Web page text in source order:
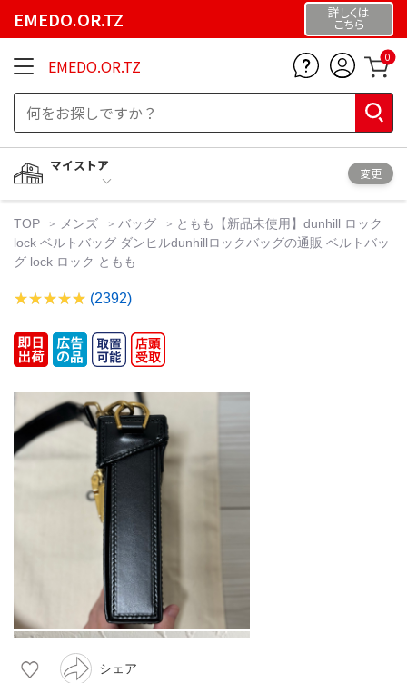
EMEDO.OR.TZ 詳しくは
こちら
EMEDO.OR.TZ 0
マイストア
変更
TOP メンズ バッグ
ともも【新品未使用】dunhill ロック
lock ベルトバッグ ダンヒルdunhillロックバッグの通販 ベルトバッ
グ lock ロック ともも
(2392)
シェア